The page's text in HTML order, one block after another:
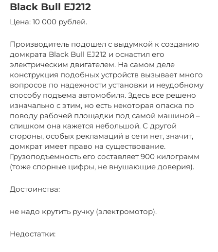
Black Bull EJ212
Цена: 10 000 рублей.
Производитель подошел с выдумкой к созданию
домкрата Black Bull EJ212 и оснастил его
электрическим двигателем. На самом деле
конструкция подобных устройств вызывает много
вопросов по надежности установки и неудобному
способу подъема автомобиля. Здесь все решено
изначально с этим, но есть некоторая опаска по
поводу рабочей площадки под самой машиной –
слишком она кажется небольшой. С другой
стороны, особых рекламаций в сети нет, значит,
домкрат имеет право на существование.
Грузоподъемность его составляет 900 килограмм
(тоже спорные цифры, не внушающие доверия).
Достоинства:
не надо крутить ручку (электромотор).
Недостатки: